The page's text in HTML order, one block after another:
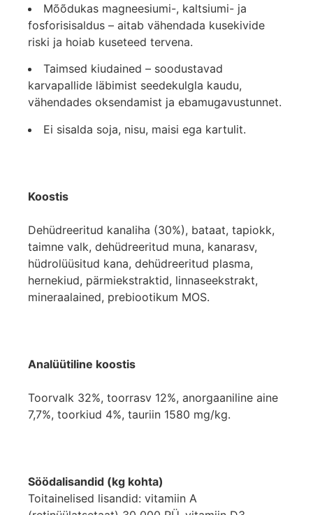
Mõõdukas magneesiumi-, kaltsiumi- ja
fosforisisaldus – aitab vähendada kusekivide
riski ja hoiab kuseteed tervena.
Taimsed kiudained – soodustavad
karvapallide läbimist seedekulgla kaudu,
vähendades oksendamist ja ebamugavustunnet.
Ei sisalda soja, nisu, maisi ega kartulit.
Koostis
Dehüdreeritud kanaliha (30%), bataat, tapiokk,
taimne valk, dehüdreeritud muna, kanarasv,
hüdrolüüsitud kana, dehüdreeritud plasma,
hernekiud, pärmiekstraktid, linnaseekstrakt,
mineraalained, prebiootikum MOS.
Analüütiline koostis
Toorvalk 32%, toorrasv 12%, anorgaaniline aine
7,7%, toorkiud 4%, tauriin 1580 mg/kg.
Söödalisandid (kg kohta)
Toitainelised lisandid: vitamiin A